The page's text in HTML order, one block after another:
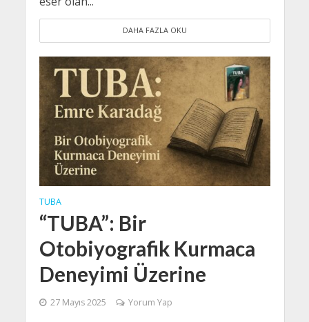
DAHA FAZLA OKU
TUBA
“TUBA”: Bir
Otobiyografik Kurmaca
Deneyimi Üzerine
27 Mayıs 2025 Yorum Yap